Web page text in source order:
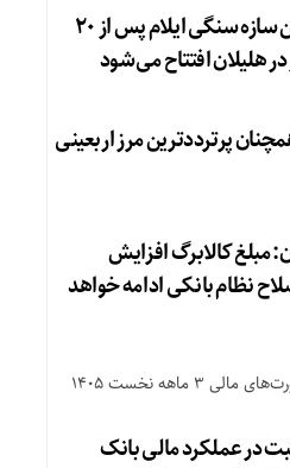
بزرگترین سازه سنگی ایلام پس از ۲۰
هلیلان افتتاح می‌شود
پرترددترین مرز اربعینی
مبلغ کالابرگ افزایش
نظام بانکی ادامه خواهد
بررسی صورت‌های مالی 3 ماهه نخست 1405
در عملکرد مالی بانک